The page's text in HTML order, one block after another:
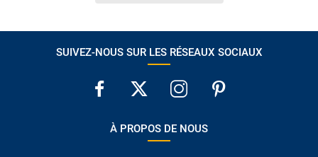
SUIVEZ-NOUS SUR LES RÉSEAUX SOCIAUX
À PROPOS DE NOUS